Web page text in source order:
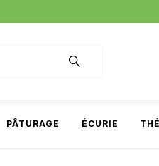
PÂTURAGE ÉCURIE